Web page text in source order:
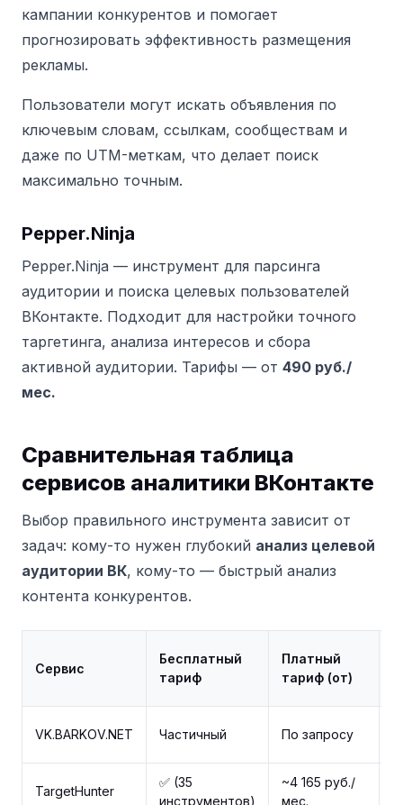
кампании конкурентов и помогает
прогнозировать эффективность размещения
рекламы.
Пользователи могут искать объявления по
ключевым словам, ссылкам, сообществам и
даже по UTM-меткам, что делает поиск
максимально точным.
Pepper.Ninja
Pepper.Ninja — инструмент для парсинга
аудитории и поиска целевых пользователей
ВКонтакте. Подходит для настройки точного
таргетинга, анализа интересов и сбора
активной аудитории. Тарифы — от 490 руб./
мес.
Сравнительная таблица
сервисов аналитики ВКонтакте
Выбор правильного инструмента зависит от
задач: кому-то нужен глубокий анализ целевой
аудитории ВК, кому-то — быстрый анализ
контента конкурентов.
Сервис
Бесплатный
тариф
Платный
тариф (от)
VK.BARKOV.NET Частичный По запросу
TargetHunter
✅ (35
инструментов)
~4 165 руб./
мес.